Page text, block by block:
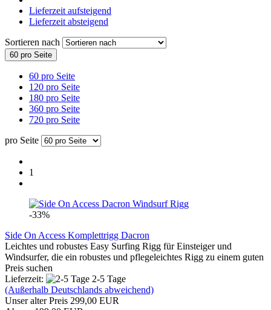
Lieferzeit aufsteigend
Lieferzeit absteigend
Sortieren nach
60 pro Seite
60 pro Seite
120 pro Seite
180 pro Seite
360 pro Seite
720 pro Seite
pro Seite
1
-33%
Side On Access Komplettrigg Dacron
Leichtes und robustes Easy Surfing Rigg für Einsteiger und
Windsurfer, die ein robustes und pflegeleichtes Rigg zu einem guten
Preis suchen
Lieferzeit:
2-5 Tage
(Außerhalb Deutschlands abweichend)
Unser alter Preis 299,00 EUR